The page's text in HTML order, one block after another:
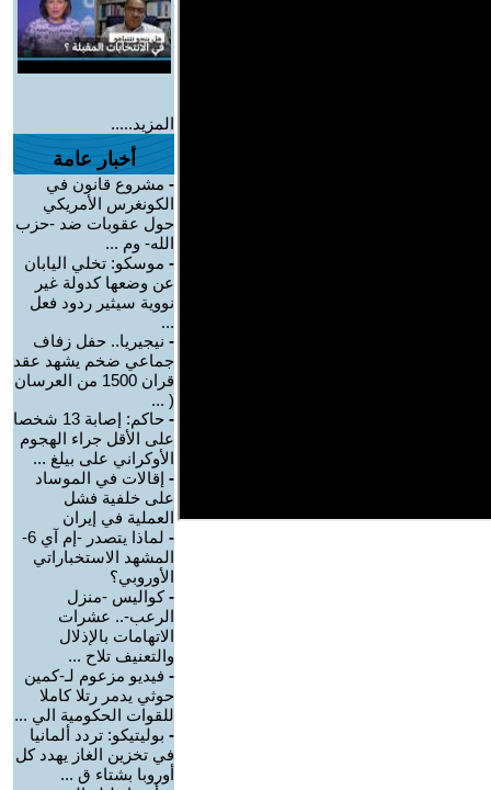
المزيد.....
أخبار عامة
- مشروع قانون في
الكونغرس الأمريكي
حول عقوبات ضد -حزب
الله- وم ...
- موسكو: تخلي اليابان
عن وضعها كدولة غير
نووية سيثير ردود فعل
...
- نيجيريا.. حفل زفاف
جماعي ضخم يشهد عقد
قران 1500 من العرسان
( ...
-
حاكم: إصابة 13 شخصا
على الأقل جراء الهجوم
الأوكراني على بيلغ ...
- إقالات في الموساد
على خلفية فشل
العملية في إيران
-
لماذا يتصدر -إم آي 6-
المشهد الاستخباراتي
الأوروبي؟
-كواليس -منزل
الرعب-.. عشرات
الاتهامات بالإذلال
والتعنيف تلاح ...
- فيديو مزعوم لـ-كمين
حوثي يدمر رتلا كاملا
للقوات الحكومية الي ...
- بوليتيكو: تردد ألمانيا
في تخزين الغاز يهدد كل
أوروبا بشتاء ق ...